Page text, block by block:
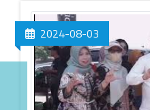
2024-08-03